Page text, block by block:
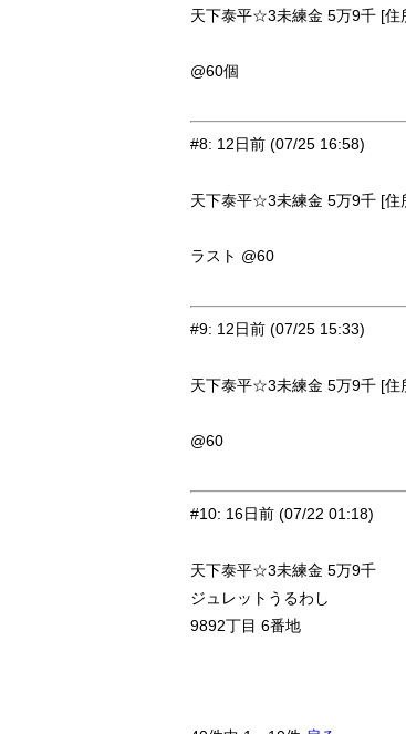
天下泰平☆3未練金 5万9千 [住
@60個
#8: 12日前 (07/25 16:58)
天下泰平☆3未練金 5万9千 [住
ラスト @60
#9: 12日前 (07/25 15:33)
天下泰平☆3未練金 5万9千 [住
@60
#10: 16日前 (07/22 01:18)
天下泰平☆3未練金 5万9千
ジュレットうるわし
9892丁目 6番地